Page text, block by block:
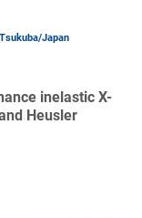
Japan
inelastic X-
Heusler